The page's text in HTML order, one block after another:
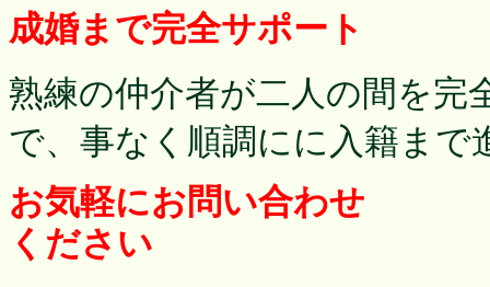
成婚まで完全サポート
熟練の仲介者が二人の間を完
で、事なく順調にに入籍まで
お気軽にお問い合わせ
ください